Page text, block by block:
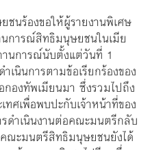
ร้องขอให้ผู้รายงานพิเศษ
การณ์สิทธิมนุษยชนในเมีย
นการณ์นับตั้งแต่วันที่ 1
นินการตามข้อเรียกร้องของ
งทัพเมียนมา ซึ่งรวมไปถึง
ทศเพื่อพบปะกับเจ้าหน้าที่ของ
ดำเนินงานต่อคณะมนตรีกลับ
ณะมนตรีสิทธิมนุษยชนยังได้